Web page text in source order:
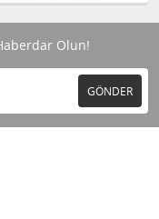
Olun!
GÖNDER